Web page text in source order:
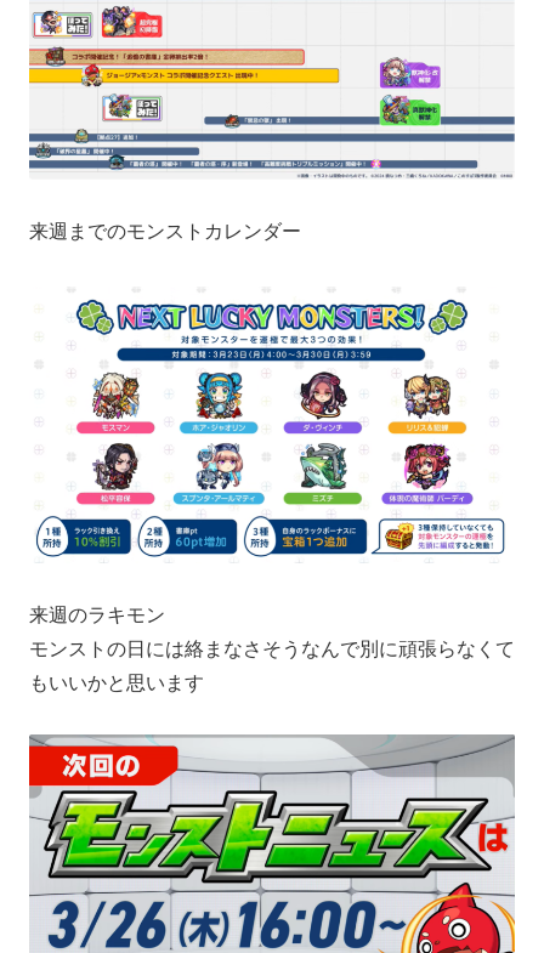
来週までのモンストカレンダー
来週のラキモン
モンストの日には絡まなさそうなんで別に頑張らなくて
もいいかと思います